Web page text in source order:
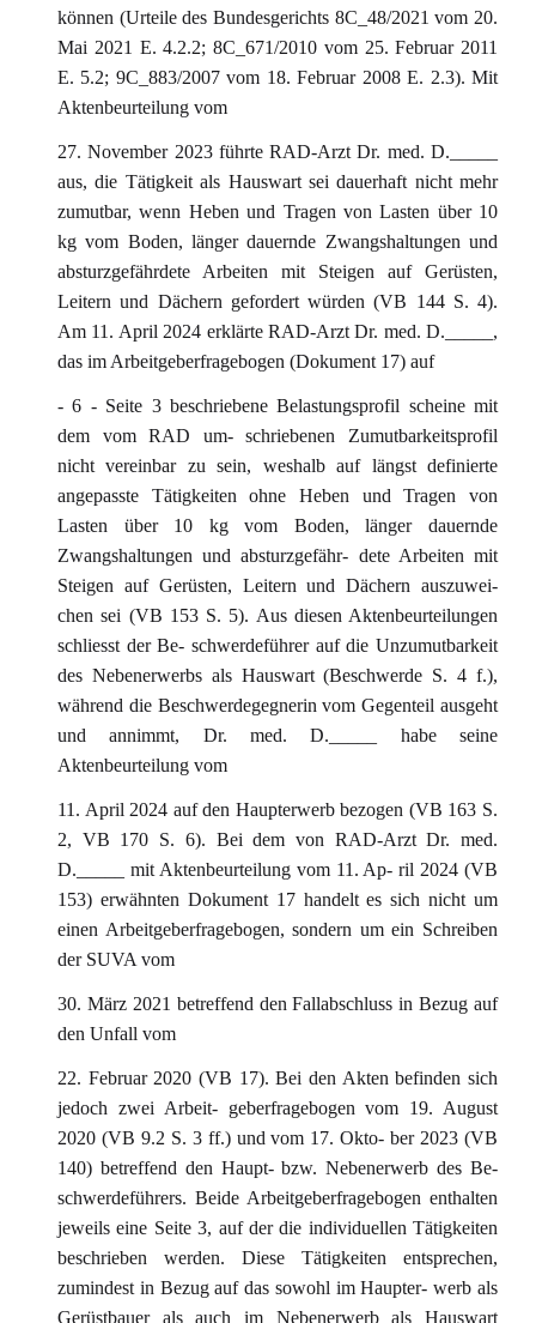
können (Urteile des Bundesgerichts 8C_48/2021 vom 20.
Mai 2021 E. 4.2.2; 8C_671/2010 vom 25. Februar 2011
E. 5.2; 9C_883/2007 vom 18. Februar 2008 E. 2.3). Mit
Aktenbeurteilung vom
27. November 2023 führte RAD-Arzt Dr. med. D._____
aus, die Tätigkeit als Hauswart sei dauerhaft nicht mehr
zumutbar, wenn Heben und Tragen von Lasten über 10
kg vom Boden, länger dauernde Zwangshaltungen und
absturzgefährdete Arbeiten mit Steigen auf Gerüsten,
Leitern und Dächern gefordert würden (VB 144 S. 4).
Am 11. April 2024 erklärte RAD-Arzt Dr. med. D._____,
das im Arbeitgeberfragebogen (Dokument 17) auf
- 6 - Seite 3 beschriebene Belastungsprofil scheine mit
dem vom RAD um- schriebenen Zumutbarkeitsprofil
nicht vereinbar zu sein, weshalb auf längst definierte
angepasste Tätigkeiten ohne Heben und Tragen von
Lasten über 10 kg vom Boden, länger dauernde
Zwangshaltungen und absturzgefähr- dete Arbeiten mit
Steigen auf Gerüsten, Leitern und Dächern auszuwei-
chen sei (VB 153 S. 5). Aus diesen Aktenbeurteilungen
schliesst der Be- schwerdeführer auf die Unzumutbarkeit
des Nebenerwerbs als Hauswart (Beschwerde S. 4 f.),
während die Beschwerdegegnerin vom Gegenteil ausgeht
und annimmt, Dr. med. D._____ habe seine
Aktenbeurteilung vom
11. April 2024 auf den Haupterwerb bezogen (VB 163 S.
2, VB 170 S. 6). Bei dem von RAD-Arzt Dr. med.
D._____ mit Aktenbeurteilung vom 11. Ap- ril 2024 (VB
153) erwähnten Dokument 17 handelt es sich nicht um
einen Arbeitgeberfragebogen, sondern um ein Schreiben
der SUVA vom
30. März 2021 betreffend den Fallabschluss in Bezug auf
den Unfall vom
22. Februar 2020 (VB 17). Bei den Akten befinden sich
jedoch zwei Arbeit- geberfragebogen vom 19. August
2020 (VB 9.2 S. 3 ff.) und vom 17. Okto- ber 2023 (VB
140) betreffend den Haupt- bzw. Nebenerwerb des Be-
schwerdeführers. Beide Arbeitgeberfragebogen enthalten
jeweils eine Seite 3, auf der die individuellen Tätigkeiten
beschrieben werden. Diese Tätigkeiten entsprechen,
zumindest in Bezug auf das sowohl im Haupter- werb als
Gerüstbauer als auch im Nebenerwerb als Hauswart